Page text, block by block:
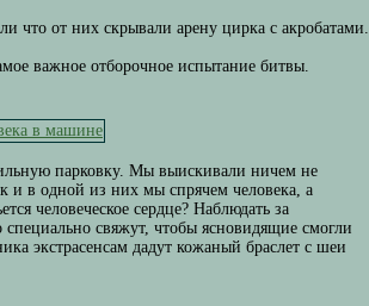
что от них скрывали арену цирка с акробатами.
важное отборочное испытание битвы.
парковку. Мы выискивали ничем не
и в одной из них мы спрячем человека, а
человеческое сердце? Наблюдать за
свяжут, чтобы ясновидящие смогли
экстрасенсам дадут кожаный браслет с шеи